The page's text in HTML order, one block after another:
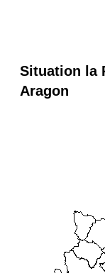
Situation la
Aragon